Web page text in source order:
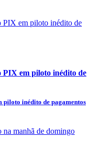
PIX em piloto inédito de
piloto inédito de pagamentos